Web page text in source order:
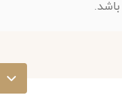
فرشینه کد 1188